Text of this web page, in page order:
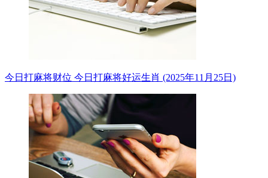
今日打麻将财位 今日打麻将好运生肖 (2025年11月25日)